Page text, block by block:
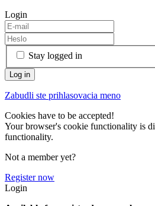
Login
Stay logged in
Zabudli ste prihlasovacia meno
Cookies have to be accepted!
Your browser's cookie functionality is
functionality.
Not a member yet?
Register now
Login